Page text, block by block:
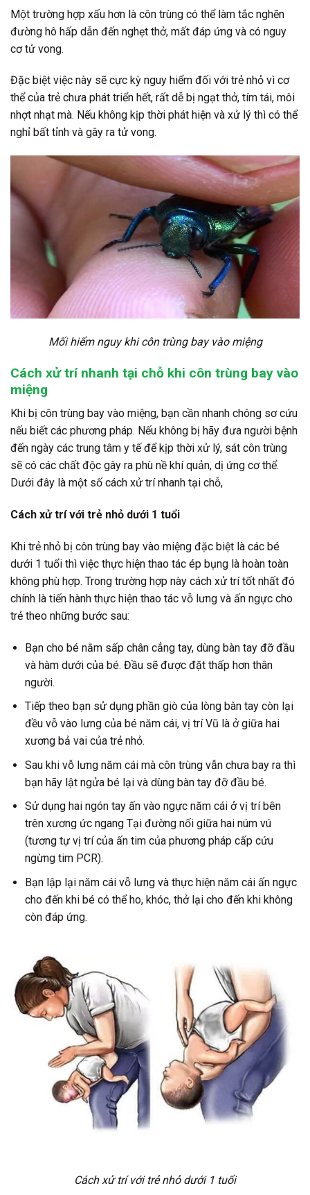
Một trường hợp xấu hơn là côn trùng có thể làm tắc nghẽn
đường hô hấp dẫn đến nghẹt thở, mất đáp ứng và có nguy
cơ tử vong.
Đặc biệt việc này sẽ cực kỳ nguy hiểm đối với trẻ nhỏ vì cơ
thể của trẻ chưa phát triển hết, rất dễ bị ngạt thở, tím tái, môi
nhợt nhạt mà. Nếu không kịp thời phát hiện và xử lý thì có thể
nghỉ bất tỉnh và gây ra tử vong.
Mối hiểm nguy khi côn trùng bay vào miệng
Cách xử trí nhanh tại chỗ khi côn trùng bay vào
miệng
Khi bị côn trùng bay vào miệng, bạn cần nhanh chóng sơ cứu
nếu biết các phương pháp. Nếu không bị hãy đưa người bệnh
đến ngày các trung tâm y tế để kịp thời xử lý, sát côn trùng
sẽ có các chất độc gây ra phù nề khí quản, dị ứng cơ thể.
Dưới đây là một số cách xử trí nhanh tại chỗ,
Cách xử trí với trẻ nhỏ dưới 1 tuổi
Khi trẻ nhỏ bị côn trùng bay vào miệng đặc biệt là các bé
dưới 1 tuổi thì việc thực hiện thao tác ép bụng là hoàn toàn
không phù hợp. Trong trường hợp này cách xử trí tốt nhất đó
chính là tiến hành thực hiện thao tác vỗ lưng và ấn ngực cho
trẻ theo những bước sau:
Bạn cho bé nằm sấp chân cẳng tay, dùng bàn tay đỡ đầu
và hàm dưới của bé. Đầu sẽ được đặt thấp hơn thân
người.
Tiếp theo bạn sử dụng phần giò của lòng bàn tay còn lại
đều vỗ vào lưng của bé năm cái, vị trí Vũ là ở giữa hai
xương bả vai của trẻ nhỏ.
Sau khi vỗ lưng năm cái mà côn trùng vẫn chưa bay ra thì
bạn hãy lật ngửa bé lại và dùng bàn tay đỡ đầu bé.
Sử dụng hai ngón tay ấn vào ngực năm cái ở vị trí bên
trên xương ức ngang Tại đường nối giữa hai núm vú
(tương tự vị trí của ấn tim của phương pháp cấp cứu
ngừng tim PCR).
Bạn lập lại năm cái vỗ lưng và thực hiện năm cái ấn ngực
cho đến khi bé có thể ho, khóc, thở lại cho đến khi không
còn đáp ứng.
Cách xử trí với trẻ nhỏ dưới 1 tuổi